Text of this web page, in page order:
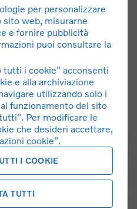
nell’assistenza dei veicoli
ha il piacere di ampliare
anche nel settore
nuova Concessionaria
e provincia.
per personalizzare
sito web, misurarne
e fornire pubblicità
puoi consultare la
tutti i cookie" acconsenti
e alla archiviazione
utilizzando solo i
funzionamento del sito
Per modificare le
che desideri accettare,
cookie".
I COOKIE
TUTTI